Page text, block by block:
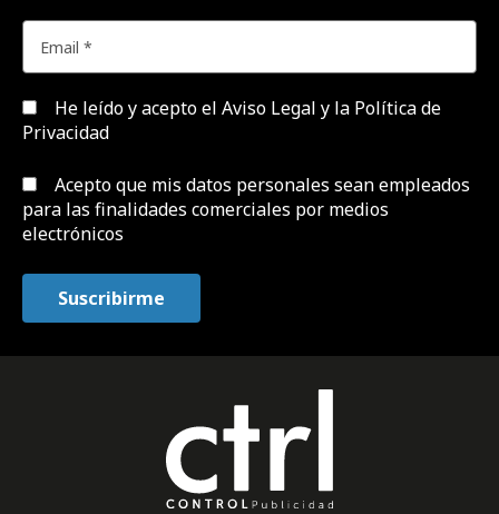
He leído y acepto el Aviso Legal y la Política de
Privacidad
Acepto que mis datos personales sean empleados
para las finalidades comerciales por medios
electrónicos